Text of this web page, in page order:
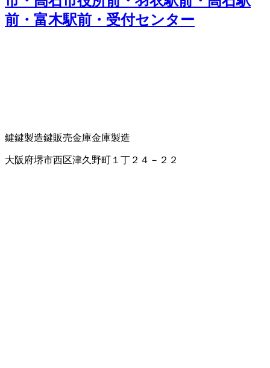
前・富木駅前・受付センター
鍵鍵製造鍵販売金庫金庫製造
大阪府堺市西区津久野町１丁２４－２２